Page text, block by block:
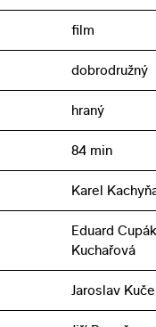
film
dobrodružný
hraný
84 min
Karel
Eduard
Kuchařová
Jaroslav